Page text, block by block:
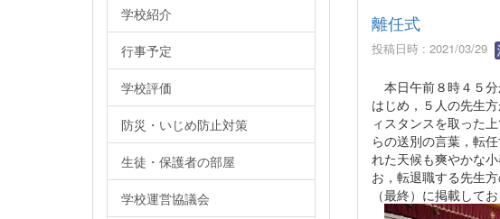
離任式
投稿日時 : 2021/03/29
本日午前８時４５
はじめ，５人の先生
ィスタンスを取った
らの送別の言葉，転
れた天候も爽やかな
お，転退職する先生
（最終）に掲載して
学校紹介
行事予定
学校評価
防災・いじめ防止対策
生徒・保護者の部屋
学校運営協議会